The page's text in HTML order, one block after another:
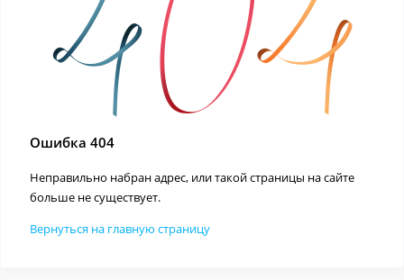
Ошибка 404
Неправильно набран адрес, или такой страницы на сайте
больше не существует.
Вернуться на главную страницу